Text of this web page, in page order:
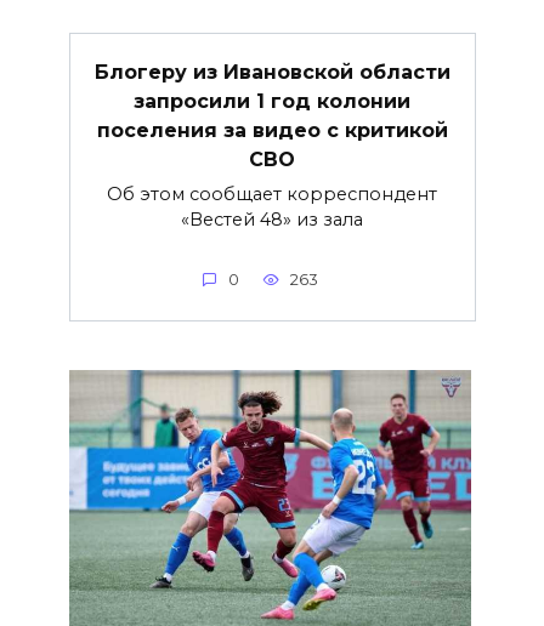
Блогеру из Ивановской области
запросили 1 год колонии
поселения за видео с критикой
СВО
Об этом сообщает корреспондент
«Вестей 48» из зала
0 263